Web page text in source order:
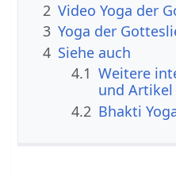
2 Video Yoga der
3 Yoga der
4 Siehe auch
4.1 Weitere
und Artikel
4.2 Bhakti